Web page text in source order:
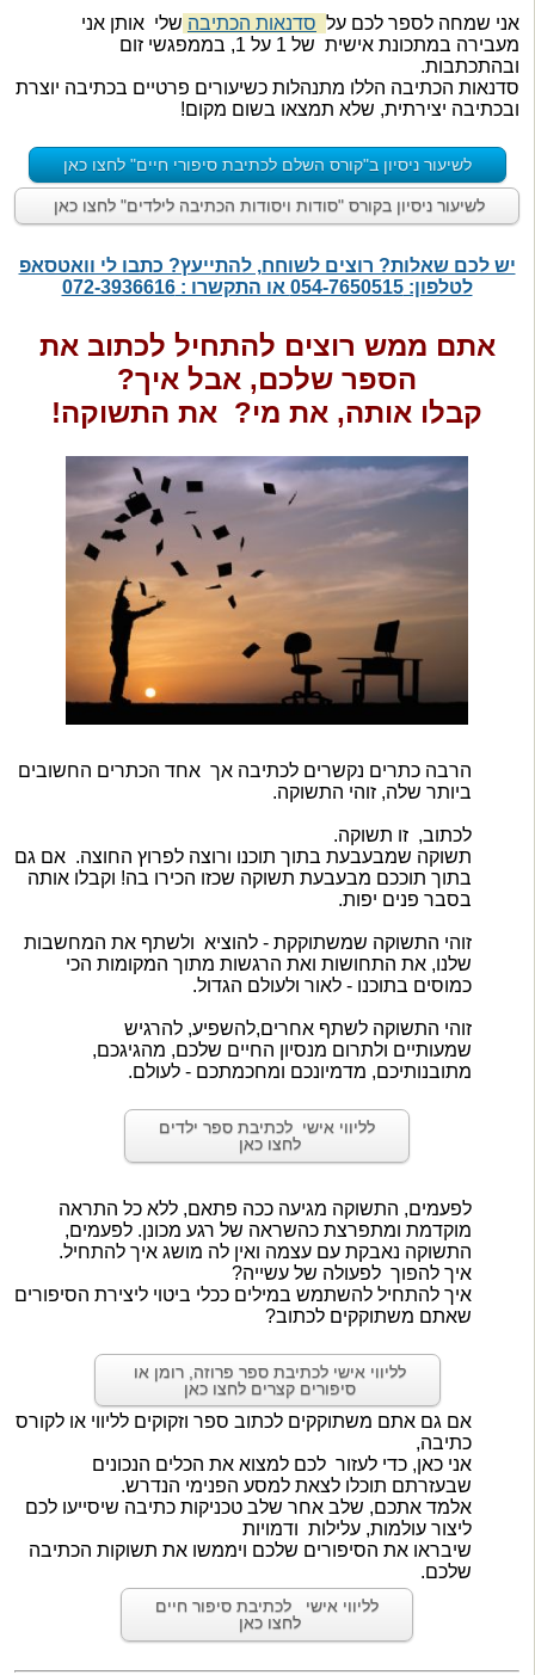
אני שמחה לספר לכם על סדנאות הכתיבה שלי אותן אני
מעבירה במתכונת אישית של 1 על 1, בממפגשי זום
ובהתכתבות.
סדנאות הכתיבה הללו מתנהלות כשיעורים פרטיים בכתיבה יוצרת
ובכתיבה יצירתית, שלא תמצאו בשום מקום!
לשיעור ניסיון ב"קורס השלם לכתיבת סיפורי חיים" לחצו כאן
לשיעור ניסיון בקורס "סודות ויסודות הכתיבה לילדים" לחצו כאן
יש לכם שאלות? רוצים לשוחח, להתייעץ? כתבו לי וואטסאפ
לטלפון: 054-7650515 או התקשרו : 072-3936616
אתם ממש רוצים להתחיל לכתוב את
הספר שלכם, אבל איך?
קבלו אותה, את מי? את התשוקה!
הרבה כתרים נקשרים לכתיבה אך אחד הכתרים החשובים
ביותר שלה, זוהי התשוקה.
לכתוב, זו תשוקה.
תשוקה שמבעבעת בתוך תוכנו ורוצה לפרוץ החוצה. אם גם
בתוך תוככם מבעבעת תשוקה שכזו הכירו בה! וקבלו אותה
בסבר פנים יפות.
זוהי התשוקה שמשתוקקת - להוציא ולשתף את המחשבות
שלנו, את התחושות ואת הרגשות מתוך המקומות הכי
כמוסים בתוכנו - לאור ולעולם הגדול.
זוהי התשוקה לשתף אחרים,להשפיע, להרגיש
שמעותיים ולתרום מנסיון החיים שלכם, מהגיגכם,
מתובנותיכם, מדמיונכם ומחכמתכם - לעולם.
לליווי אישי לכתיבת ספר ילדים
לחצו כאן
לפעמים, התשוקה מגיעה ככה פתאם, ללא כל התראה
מוקדמת ומתפרצת כהשראה של רגע מכונן. לפעמים,
התשוקה נאבקת עם עצמה ואין לה מושג איך להתחיל.
איך להפוך לפעולה של עשייה?
איך להתחיל להשתמש במילים ככלי ביטוי ליצירת הסיפורים
שאתם משתוקקים לכתוב?
לליווי אישי לכתיבת ספר פרוזה, רומן או
סיפורים קצרים לחצו כאן
​אם גם אתם משתוקקים לכתוב ספר וזקוקים לליווי או לקורס
כתיבה,
אני כאן, כדי לעזור לכם למצוא את הכלים הנכונים
שבעזרתם תוכלו לצאת למסע הפנימי הנדרש.
אלמד אתכם, שלב אחר שלב טכניקות כתיבה שיסייעו לכם
ליצור עולמות, עלילות ודמויות
שיבראו את הסיפורים שלכם ויממשו את תשוקות הכתיבה
שלכם.
לליווי אישי לכתיבת סיפור חיים
לחצו כאן